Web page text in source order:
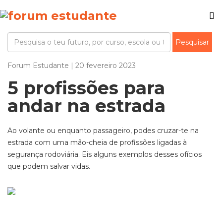
Forum Estudante | 20 fevereiro 2023
5 profissões para
andar na estrada
Ao volante ou enquanto passageiro, podes cruzar-te na
estrada com uma mão-cheia de profissões ligadas à
segurança rodoviária. Eis alguns exemplos desses ofícios
que podem salvar vidas.